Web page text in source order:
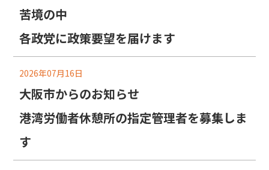
苦境の中
各政党に政策要望を届けます
2026年07月16日
大阪市からのお知らせ
港湾労働者休憩所の指定管理者を募集しま
す